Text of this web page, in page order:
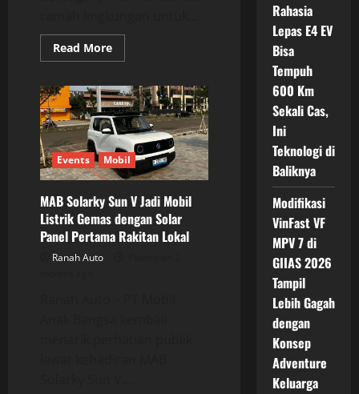
Read MoreRead
more
MAB
Solarky
Sun
V
dan
Wuling
Air
ev
Lite,
Mobil
Listrik
Kota
yang
Punya
Events Mobil
MAB Solarky Sun V Jadi Mobil
Listrik Gemas dengan Solar
Panel Pertama Rakitan Lokal
Ranah Auto
Rahasia
Lepas E4 EV
Bisa
Tempuh
600 Km
Sekali Cas,
Ini
Teknologi di
Baliknya
Modifikasi
VinFast VF
MPV 7 di
GIIAS 2026
Tampil
Lebih Gagah
dengan
Konsep
Adventure
Keluarga